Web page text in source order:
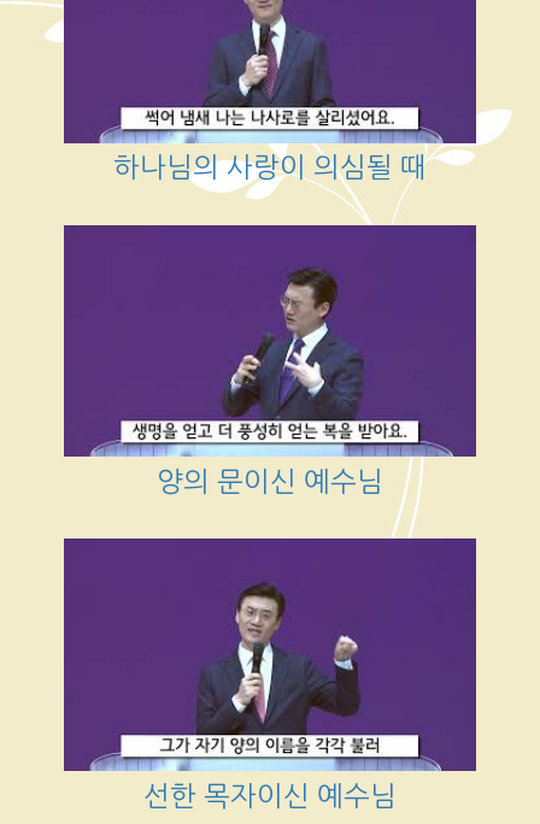
하나님의 사랑이 의심될 때
양의 문이신 예수님
선한 목자이신 예수님